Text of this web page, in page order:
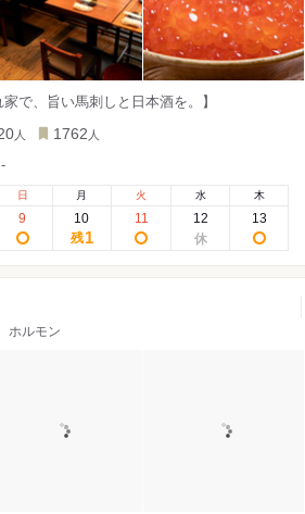
で、旨い馬刺しと日本酒を。】
人 1762 人
-
日
9
月
10
残1
火
11
水
12
木
13
ホルモン